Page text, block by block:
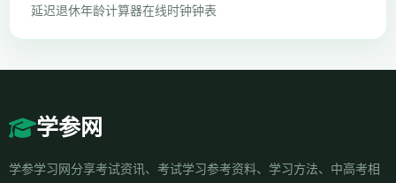
延迟退休年龄计算器在线时钟钟表
学参网
学参学习网分享考试资讯、考试学习参考资料、学习方法、中高考相